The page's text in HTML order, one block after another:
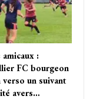
:
FC bourgeon
verso un suivant
avers…